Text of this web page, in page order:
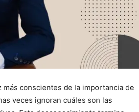
conscientes de la importancia de
veces ignoran cuáles son las